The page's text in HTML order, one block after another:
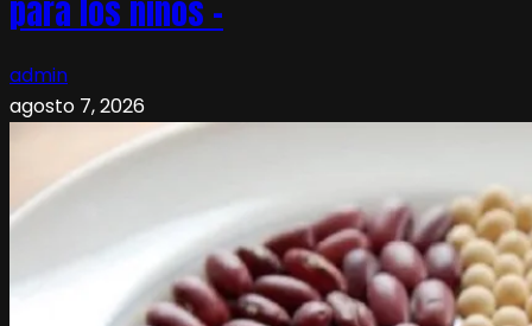
para los niños –
admin
agosto 7, 2026